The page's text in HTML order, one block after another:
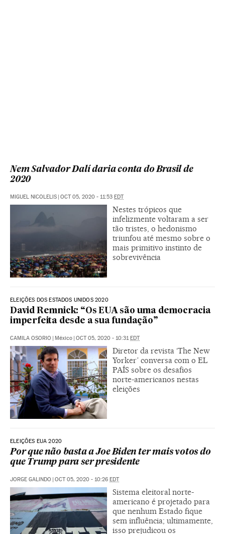
Nem Salvador Dalí daria conta do Brasil de
2020
MIGUEL NICOLELIS | OCT 05, 2020 - 11:53 EDT
Nestes trópicos que
infelizmente voltaram a ser
tão tristes, o hedonismo
triunfou até mesmo sobre o
mais primitivo instinto de
sobrevivência
ELEIÇÕES DOS ESTADOS UNIDOS 2020
David Remnick: “Os EUA são uma democracia
imperfeita desde a sua fundação”
CAMILA OSORIO | México | OCT 05, 2020 - 10:31EDT
Diretor da revista ‘The New
Yorker’ conversa com o EL
PAÍS sobre os desafios
norte-americanos nestas
eleições
ELEIÇÕES EUA 2020
Por que não basta a Joe Biden ter mais votos do
que Trump para ser presidente
JORGE GALINDO | OCT 05, 2020 - 10:26 EDT
Sistema eleitoral norte-
americano é projetado para
que nenhum Estado fique
sem influência; ultimamente,
isso prejudicou os